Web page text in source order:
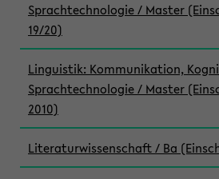
Sprachtechnologie / Master
19/20)
Linguistik: Kommunikation,
Sprachtechnologie / Master
2010)
Literaturwissenschaft / Ba